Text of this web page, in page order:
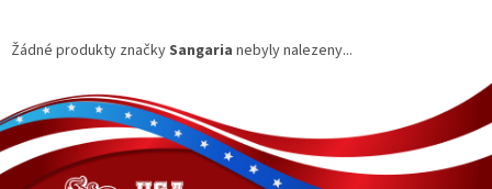
Žádné produkty značkySangaria nebyly nalezeny...
á
p
a